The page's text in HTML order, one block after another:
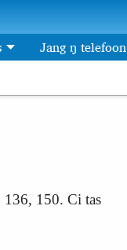
Jang ŋ telefoon
136, 150. Ci tas